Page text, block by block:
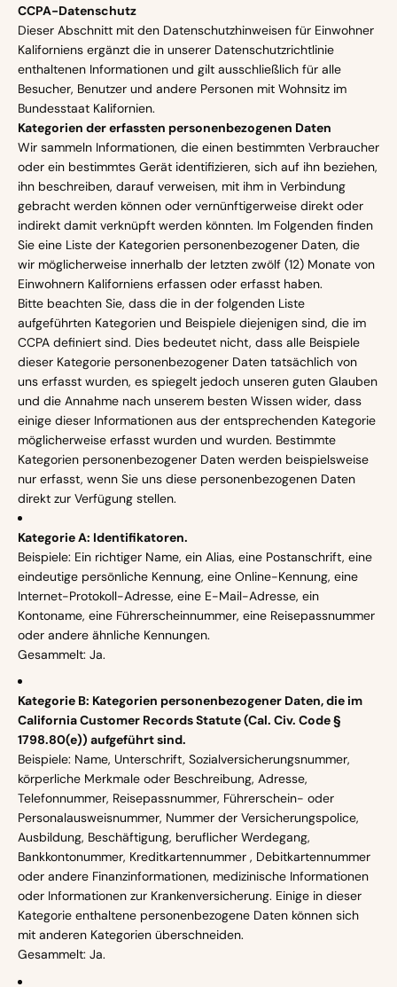
CCPA-Datenschutz
Dieser Abschnitt mit den Datenschutzhinweisen für Einwohner
Kaliforniens ergänzt die in unserer Datenschutzrichtlinie
enthaltenen Informationen und gilt ausschließlich für alle
Besucher, Benutzer und andere Personen mit Wohnsitz im
Bundesstaat Kalifornien.
Kategorien der erfassten personenbezogenen Daten
Wir sammeln Informationen, die einen bestimmten Verbraucher
oder ein bestimmtes Gerät identifizieren, sich auf ihn beziehen,
ihn beschreiben, darauf verweisen, mit ihm in Verbindung
gebracht werden können oder vernünftigerweise direkt oder
indirekt damit verknüpft werden könnten. Im Folgenden finden
Sie eine Liste der Kategorien personenbezogener Daten, die
wir möglicherweise innerhalb der letzten zwölf (12) Monate von
Einwohnern Kaliforniens erfassen oder erfasst haben.
Bitte beachten Sie, dass die in der folgenden Liste
aufgeführten Kategorien und Beispiele diejenigen sind, die im
CCPA definiert sind. Dies bedeutet nicht, dass alle Beispiele
dieser Kategorie personenbezogener Daten tatsächlich von
uns erfasst wurden, es spiegelt jedoch unseren guten Glauben
und die Annahme nach unserem besten Wissen wider, dass
einige dieser Informationen aus der entsprechenden Kategorie
möglicherweise erfasst wurden und wurden. Bestimmte
Kategorien personenbezogener Daten werden beispielsweise
nur erfasst, wenn Sie uns diese personenbezogenen Daten
direkt zur Verfügung stellen.
Kategorie A: Identifikatoren.
Beispiele: Ein richtiger Name, ein Alias, eine Postanschrift, eine
eindeutige persönliche Kennung, eine Online-Kennung, eine
Internet-Protokoll-Adresse, eine E-Mail-Adresse, ein
Kontoname, eine Führerscheinnummer, eine Reisepassnummer
oder andere ähnliche Kennungen.
Gesammelt: Ja.
Kategorie B: Kategorien personenbezogener Daten, die im
California Customer Records Statute (Cal. Civ. Code §
1798.80(e)) aufgeführt sind.
Beispiele: Name, Unterschrift, Sozialversicherungsnummer,
körperliche Merkmale oder Beschreibung, Adresse,
Telefonnummer, Reisepassnummer, Führerschein- oder
Personalausweisnummer, Nummer der Versicherungspolice,
Ausbildung, Beschäftigung, beruflicher Werdegang,
Bankkontonummer, Kreditkartennummer , Debitkartennummer
oder andere Finanzinformationen, medizinische Informationen
oder Informationen zur Krankenversicherung. Einige in dieser
Kategorie enthaltene personenbezogene Daten können sich
mit anderen Kategorien überschneiden.
Gesammelt: Ja.